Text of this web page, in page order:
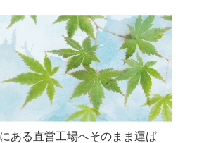
ある直営工場へそのまま運ば